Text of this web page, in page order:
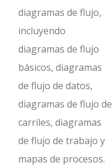
diagramas de flujo,
incluyendo
diagramas de flujo
básicos, diagramas
de flujo de datos,
diagramas de flujo de
carriles, diagramas
de flujo de trabajo y
mapas de procesos.